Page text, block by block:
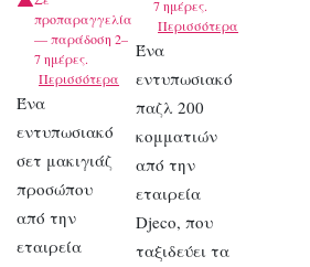
προπαραγγελία
— παράδοση 2–
7 ημέρες.
Περισσότερα
Ένα
εντυπωσιακό
σετ μακιγιάζ
προσώπου
από την
εταιρεία
7 ημέρες.
Περισσότερα
Ένα
εντυπωσιακό
παζλ 200
κομματιών
από την
εταιρεία
Djeco, που
ταξιδεύει τα